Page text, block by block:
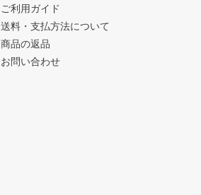
ご利用ガイド
送料・支払方法について
商品の返品
お問い合わせ